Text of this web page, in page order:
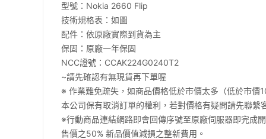
型號：Nokia 2660 Flip
技術規格表：如圖
配件：依原廠實際到貨為主
保固：原廠一年保固
NCC證號：CCAK224G0240T2
~請先確認有無現貨再下單喔
※ 作業難免疏失，如商品價格低於市價太多（低於市
本公司保有取消訂單的權利，若對價格有疑問請先聯
※行動商品連結網路即會回傳序號至原廠伺服器即完成
售價之50% 新品價值減損之整新費用。